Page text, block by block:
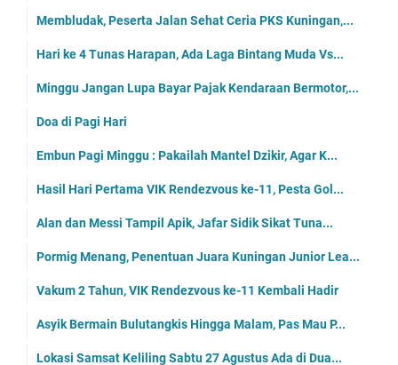
Membludak, Peserta Jalan Sehat Ceria PKS Kuningan,...
Hari ke 4 Tunas Harapan, Ada Laga Bintang Muda Vs...
Minggu Jangan Lupa Bayar Pajak Kendaraan Bermotor,...
Doa di Pagi Hari
Embun Pagi Minggu : Pakailah Mantel Dzikir, Agar K...
Hasil Hari Pertama VIK Rendezvous ke-11, Pesta Gol...
Alan dan Messi Tampil Apik, Jafar Sidik Sikat Tuna...
Pormig Menang, Penentuan Juara Kuningan Junior Lea...
Vakum 2 Tahun, VIK Rendezvous ke-11 Kembali Hadir
Asyik Bermain Bulutangkis Hingga Malam, Pas Mau P...
Lokasi Samsat Keliling Sabtu 27 Agustus Ada di Dua...